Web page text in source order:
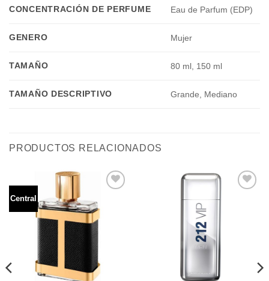
CONCENTRACIÓN DE PERFUME Eau de Parfum (EDP)
GENERO Mujer
TAMAÑO 80 ml, 150 ml
TAMAÑO DESCRIPTIVO Grande, Mediano
PRODUCTOS RELACIONADOS
Central